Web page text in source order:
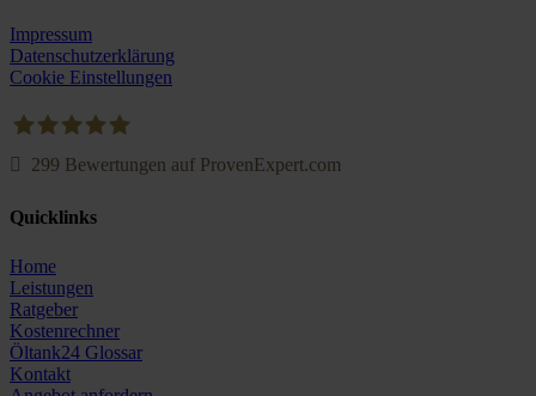
Impressum
Datenschutzerklärung
Cookie Einstellungen
299 Bewertungen auf ProvenExpert.com
Quicklinks
Home
Leistungen
Ratgeber
Kostenrechner
Öltank24 Glossar
Kontakt